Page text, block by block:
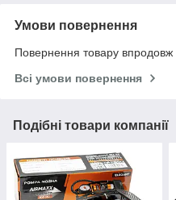
Умови повернення
Повернення товару впродовж
Всі умови повернення
Подібні товари компанії